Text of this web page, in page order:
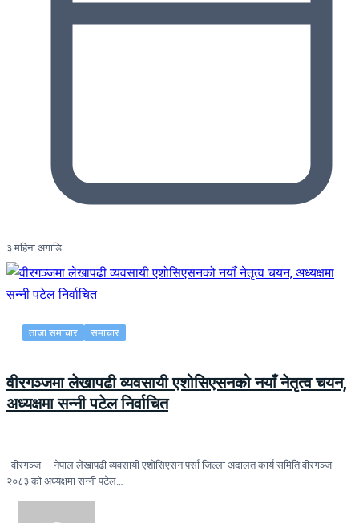
३ महिना अगाडि
ताजा समाचार समाचार
वीरगञ्जमा लेखापढी व्यवसायी एशोसिएसनको नयाँ नेतृत्व चयन,
अध्यक्षमा सन्नी पटेल निर्वाचित
वीरगञ्ज — नेपाल लेखापढी व्यवसायी एशोसिएसन पर्सा जिल्ला अदालत कार्य समिति वीरगञ्ज
२०८३ को अध्यक्षमा सन्नी पटेल…